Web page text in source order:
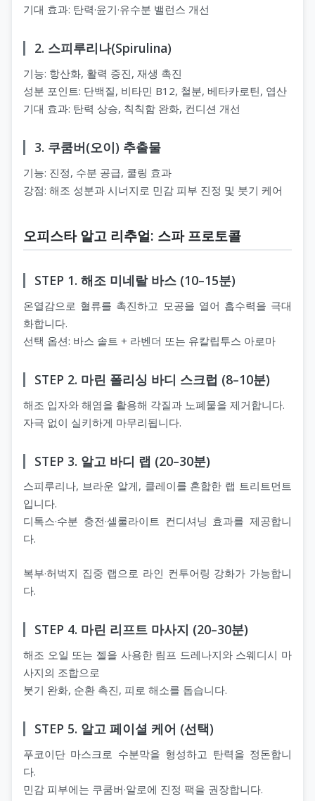
기대 효과: 탄력·윤기·유수분 밸런스 개선
2. 스피루리나(Spirulina)
기능: 항산화, 활력 증진, 재생 촉진
성분 포인트: 단백질, 비타민 B12, 철분, 베타카로틴, 엽산
기대 효과: 탄력 상승, 칙칙함 완화, 컨디션 개선
3. 쿠쿰버(오이) 추출물
기능: 진정, 수분 공급, 쿨링 효과
강점: 해조 성분과 시너지로 민감 피부 진정 및 붓기 케어
오피스타 알고 리추얼: 스파 프로토콜
STEP 1. 해조 미네랄 바스 (10–15분)
온열감으로 혈류를 촉진하고 모공을 열어 흡수력을 극대
화합니다.
선택 옵션: 바스 솔트 + 라벤더 또는 유칼립투스 아로마
STEP 2. 마린 폴리싱 바디 스크럽 (8–10분)
해조 입자와 해염을 활용해 각질과 노폐물을 제거합니다.
자극 없이 실키하게 마무리됩니다.
STEP 3. 알고 바디 랩 (20–30분)
스피루리나, 브라운 알게, 클레이를 혼합한 랩 트리트먼트
입니다.
디톡스·수분 충전·셀룰라이트 컨디셔닝 효과를 제공합니
다.
복부·허벅지 집중 랩으로 라인 컨투어링 강화가 가능합니
다.
STEP 4. 마린 리프트 마사지 (20–30분)
해조 오일 또는 젤을 사용한 림프 드레나지와 스웨디시 마
사지의 조합으로
붓기 완화, 순환 촉진, 피로 해소를 돕습니다.
STEP 5. 알고 페이셜 케어 (선택)
푸코이단 마스크로 수분막을 형성하고 탄력을 정돈합니
다.
민감 피부에는 쿠쿰버·알로에 진정 팩을 권장합니다.